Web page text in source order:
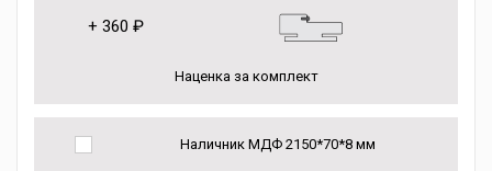
+ 360 ₽
Наценка за комплект
Наличник МДФ 2150*70*8 мм